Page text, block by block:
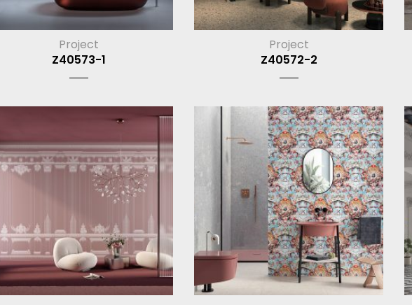
Project
Z40573-1
Project
Z40572-2